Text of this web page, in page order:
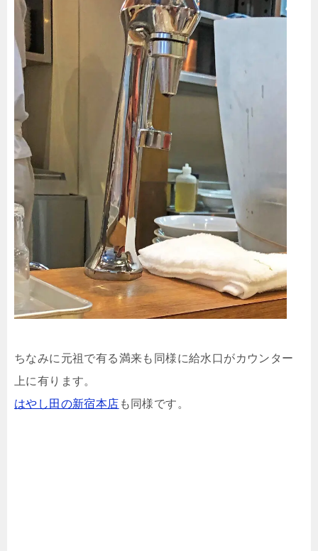
ちなみに元祖で有る満来も同様に給水口がカウンター
上に有ります。
はやし田の新宿本店 も同様です。